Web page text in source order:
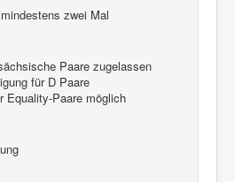
zwei Mal
Paare zugelassen
für D Paare
Equality-Paare möglich